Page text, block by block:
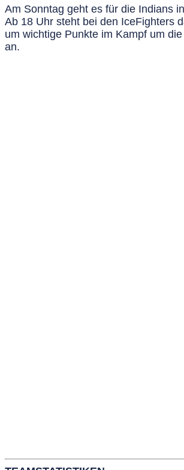
Am Sonntag geht es für die Indians
Ab 18 Uhr steht bei den IceFighters
um wichtige Punkte im Kampf um
an.